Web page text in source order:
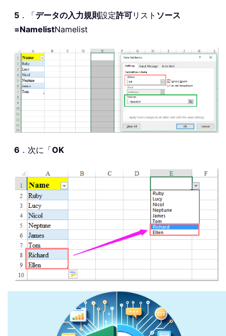
5 ．「データの入力規則設定許可リスト ソース
=NamelistNamelist
6 ．次に「OK